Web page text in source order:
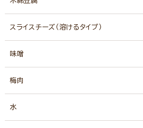
スライスチーズ（溶けるタイプ）
味噌
梅肉
水